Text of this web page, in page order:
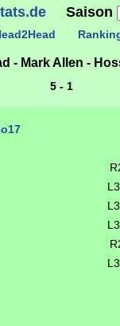
Saison
- Mark Allen -
5 - 1